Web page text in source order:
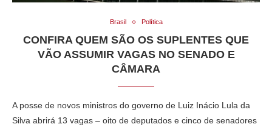
Brasil Política
CONFIRA QUEM SÃO OS SUPLENTES QUE
VÃO ASSUMIR VAGAS NO SENADO E
CÂMARA
A posse de novos ministros do governo de Luiz Inácio Lula da
Silva abrirá 13 vagas – oito de deputados e cinco de senadores